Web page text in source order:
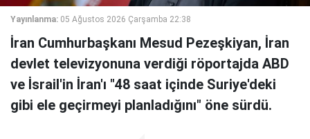
Yayınlanma: 05 Ağustos 2026 Çarşamba 22:38
İran Cumhurbaşkanı Mesud Pezeşkiyan, İran
devlet televizyonuna verdiği röportajda ABD
ve İsrail'in İran'ı "48 saat içinde Suriye'deki
gibi ele geçirmeyi planladığını" öne sürdü.